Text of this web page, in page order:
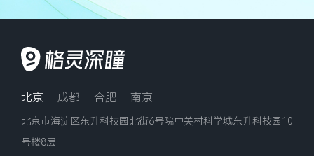
北京 成都 合肥 南京
北京市海淀区东升科技园北街6号院中关村科学城东升科技园10
号楼8层